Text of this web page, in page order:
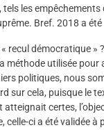
les
Bref. 2018 a
recul démocratique » ?
méthode utilisée
politiques, nous
sur cela, puisque le
certes,
ci a été validée à